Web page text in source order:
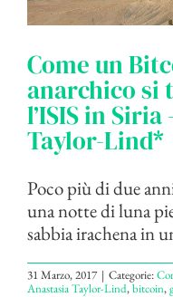
Come un
anarchico si
l’ISIS in
Taylor-Lind*
Poco più di due
una notte di luna
sabbia irachena in
31 Marzo, 2017 | Categorie:
Anastasia Taylor-Lind,bitcoin,